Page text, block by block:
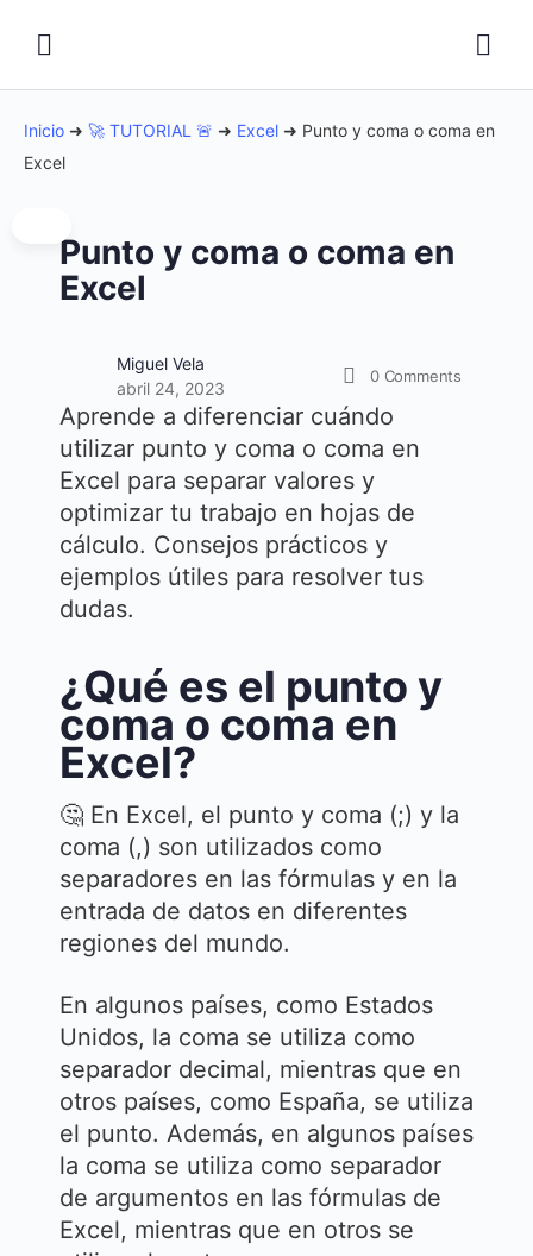
Inicio ➜ 🚀 TUTORIAL 🚨 ➜ Excel ➜ Punto y coma o coma en
Excel
Punto y coma o coma en
Excel
Miguel Vela
abril 24, 2023
0 Comments
Aprende a diferenciar cuándo
utilizar punto y coma o coma en
Excel para separar valores y
optimizar tu trabajo en hojas de
cálculo. Consejos prácticos y
ejemplos útiles para resolver tus
dudas.
¿Qué es el punto y
coma o coma en
Excel?
🤔 En Excel, el punto y coma (;) y la
coma (,) son utilizados como
separadores en las fórmulas y en la
entrada de datos en diferentes
regiones del mundo.
En algunos países, como Estados
Unidos, la coma se utiliza como
separador decimal, mientras que en
otros países, como España, se utiliza
el punto. Además, en algunos países
la coma se utiliza como separador
de argumentos en las fórmulas de
Excel, mientras que en otros se